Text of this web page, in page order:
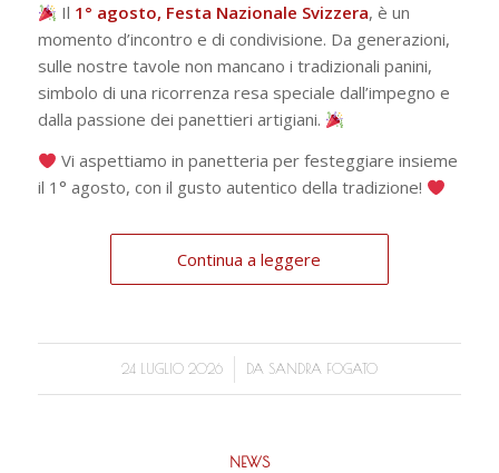
Il 1° agosto, Festa Nazionale Svizzera, è un
momento d’incontro e di condivisione. Da generazioni,
sulle nostre tavole non mancano i tradizionali panini,
simbolo di una ricorrenza resa speciale dall’impegno e
dalla passione dei panettieri artigiani.
Vi aspettiamo in panetteria per festeggiare insieme
il 1° agosto, con il gusto autentico della tradizione!
Continua a leggere
24 LUGLIO 2026
/ DA SANDRA FOGATO
NEWS